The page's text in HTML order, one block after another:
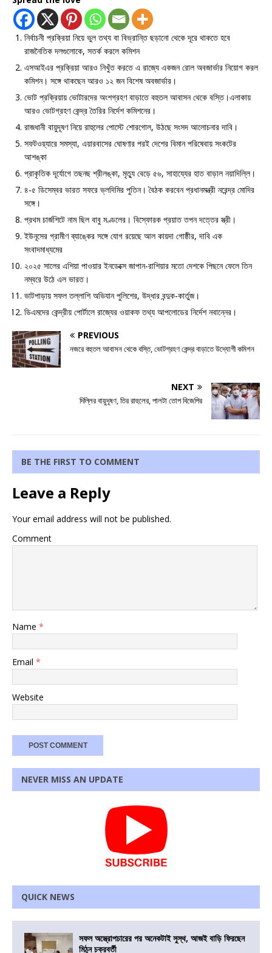
নির্বাচনী প্রক্রিয়া নিয়ে ভুল তথ্য বা বিভ্রান্তি ছড়ানো থেকে দূরে থাকতে হবে
রাজনৈতিক দলগুলোকে, সতর্ক করলে কমিশন
এসআইএর প্রক্রিয়া আরও নিখুঁত করতে এ রাজ্যে একজন রোল অবজার্ভার নিয়োগ করল
কমিশন। সঙ্গে থাকছেন আরও ১২ জন বিশেষ অবজার্ভার।
ভোট প্রক্রিয়ায় ভোটারদের অংশগ্রহণ বাড়াতে বহুতল আবাসন থেকে বস্তি।এলাকায়
আরও ভোটগ্রহণ কেন্দ্র তৈরির নির্দেশ কমিশনের।
রাজধানী বায়ুদূষণ নিয়ে রাহুলের পোস্টে শোরগোল, উঠছে সংসদ আলোচনার দাবি।
সফটওয়্যারে সমস্যা, এয়ারবাসের ঘোষণার পরই দেশের বিমান পরিষেবায় সংকটের
আশঙ্কা
প্রাকৃতিক দূর্যোগে তছনছ শ্রীলঙ্কা, মৃত্যু বেড়ে ৫৬, সাহায্যের হাত বাড়াল নয়াদিল্লি।
৪-৫ ডিসেম্বর ভারত সফরে ভ্লদিমির পুতিন। বৈঠক করবেন প্রধানমন্ত্রী নরেন্দ্র মোদির
সঙ্গে।
প্রথম চার্জশিটে নাম ছিল বাবু মণ্ডলের। বিস্ফোরক প্রয়াত তপন দত্তের স্ত্রী।
ইউনূসের গ্রামীণ ব্যাঙ্কের সঙ্গে যোগ রয়েছে আল কায়দা গোষ্ঠীর, দাবি এক
সংবাদমাধ্যমের
২০২৫ সালের এশিয়া পাওয়ার ইনডেক্সে জাপান-রাশিয়ার মতো দেশকে পিছনে ফেলে তিন
নম্বরে উঠে এল ভারত।
ভাটপাড়ায় সফল তল্লাশি অভিযান পুলিশের, উদ্ধার বন্দুক-কার্তুজ।
ডিএমদের কেন্দ্রীয় পোর্টালে রাজ্যের ওয়াকফ তথ্য আপলোডের নির্দেশ নবান্নের।
PREVIOUS
নজরে বহুতল আবাসন থেকে বস্তি, ভোটগ্রহণ কেন্দ্র বাড়াতে উদ্যোগী কমিশন
NEXT
দিল্লির বায়ুদূষণ, তির রাহুলের, পালটা তোপ বিজেপির
BE THE FIRST TO COMMENT
Leave a Reply
Your email address will not be published.
Comment
Name *
Email *
Website
NEVER MISS AN UPDATE
QUICK NEWS
সফল অস্ত্রোপচারের পর অনেকটাই সুস্থ, আজই বাড়ি ফিরছেন
মিঠুন চক্রবর্তী